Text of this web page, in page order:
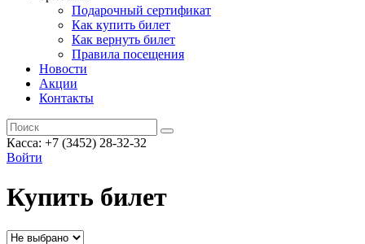
Подарочный сертификат
Как купить билет
Как вернуть билет
Правила посещения
Новости
Акции
Контакты
Касса: +7 (3452) 28-32-32
Войти
Купить билет